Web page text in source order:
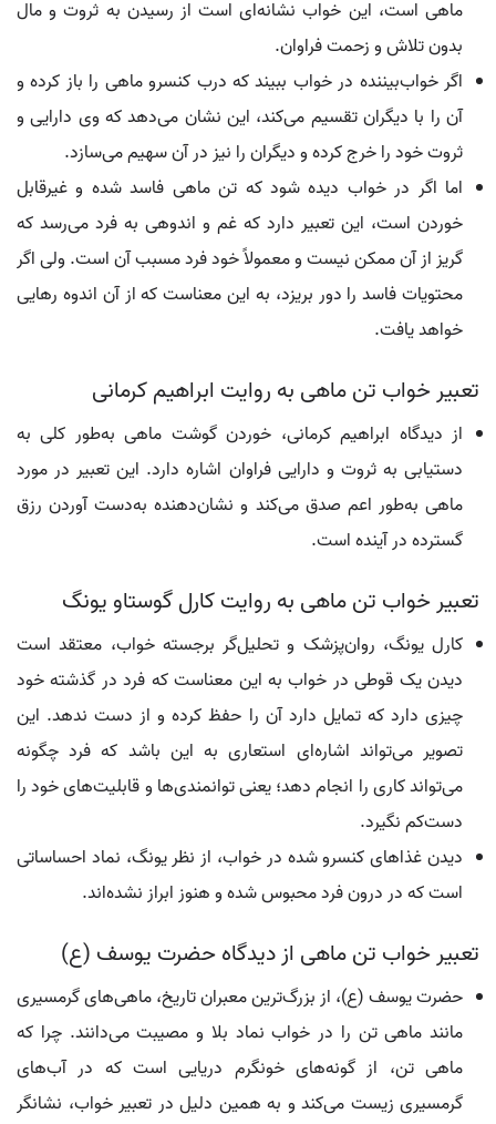
ماهی است، این خواب نشانه‌ای است از رسیدن به ثروت و مال
بدون تلاش و زحمت فراوان.
اگر خواب‌بیننده در خواب ببیند که درب کنسرو ماهی را باز کرده و
آن را با دیگران تقسیم می‌کند، این نشان می‌دهد که وی دارایی و
ثروت خود را خرج کرده و دیگران را نیز در آن سهیم می‌سازد.
اما اگر در خواب دیده شود که تن ماهی فاسد شده و غیرقابل
خوردن است، این تعبیر دارد که غم و اندوهی به فرد می‌رسد که
گریز از آن ممکن نیست و معمولاً خود فرد مسبب آن است. ولی اگر
محتویات فاسد را دور بریزد، به این معناست که از آن اندوه رهایی
خواهد یافت.
تعبیر خواب تن ماهی به روایت ابراهیم کرمانی
از دیدگاه ابراهیم کرمانی، خوردن گوشت ماهی به‌طور کلی به
دستیابی به ثروت و دارایی فراوان اشاره دارد. این تعبیر در مورد
ماهی به‌طور اعم صدق می‌کند و نشان‌دهنده به‌دست آوردن رزق
گسترده در آینده است.
تعبیر خواب تن ماهی به روایت کارل گوستاو یونگ
کارل یونگ، روان‌پزشک و تحلیل‌گر برجسته خواب، معتقد است
دیدن یک قوطی در خواب به این معناست که فرد در گذشته خود
چیزی دارد که تمایل دارد آن را حفظ کرده و از دست ندهد. این
تصویر می‌تواند اشاره‌ای استعاری به این باشد که فرد چگونه
می‌تواند کاری را انجام دهد؛ یعنی توانمندی‌ها و قابلیت‌های خود را
دست‌کم نگیرد.
دیدن غذاهای کنسرو شده در خواب، از نظر یونگ، نماد احساساتی
است که در درون فرد محبوس شده و هنوز ابراز نشده‌اند.
تعبیر خواب تن ماهی از دیدگاه حضرت یوسف (ع)
حضرت یوسف (ع)، از بزرگ‌ترین معبران تاریخ، ماهی‌های گرمسیری
مانند ماهی تن را در خواب نماد بلا و مصیبت می‌دانند. چرا که
ماهی تن، از گونه‌های خونگرم دریایی است که در آب‌های
گرمسیری زیست می‌کند و به همین دلیل در تعبیر خواب، نشانگر